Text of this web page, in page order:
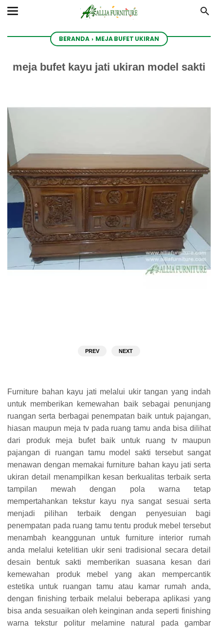
BERANDA › MEJA BUFET UKIRAN
meja bufet kayu jati ukiran model sakti
PREV NEXT
Furniture bahan kayu jati melalui ukir tangan yang indah
untuk memberikan kemewahan baik sebagai penunjang
ruangan serta berbagai penempatan baik untuk pajangan,
hiasan maupun meja tv pada ruang tamu anda bisa dilihat
dari produk meja bufet baik untuk ruang tv maupun
pajangan di ruangan tamu model sakti tersebut sangat
menawan dengan memakai furniture bahan kayu jati serta
ukiran detail menampilkan kesan berkualitas terbaik serta
tampilan mewah dengan pola warna tetap
mempertahankan tekstur kayu nya sangat sesuai serta
menjadi pilihan terbaik dengan penyesuian bagi
penempatan pada ruang tamu tentu produk mebel tersebut
menambah keanggunan untuk furniture interior rumah
anda melalui ketelitian ukir seni tradisional secara detail
desain bentuk sakti memberikan suasana kesan dari
kemewahan produk mebel yang akan mempercantik
estetika untuk ruangan tamu atau kamar rumah anda,
dengan finishing terbaik melalui beberapa aplikasi yang
bisa anda sesuaikan oleh keinginan anda seperti finishing
warna tekstur politur melamine natural pada gambar